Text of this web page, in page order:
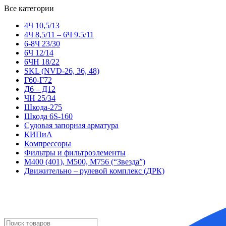
Все категории
4Ч 10,5/13
4Ч 8,5/11 – 6Ч 9.5/11
6-8Ч 23/30
6Ч 12/14
6ЧН 18/22
SKL (NVD-26, 36, 48)
Г60-Г72
Д6 – Д12
ЧН 25/34
Шкода-275
Шкода 6S-160
Судовая запорная арматура
КИПиА
Компрессоры
Фильтры и фильтроэлементы
М400 (401), М500, М756 (“Звезда”)
Движительно – рулевой комплекс (ДРК)